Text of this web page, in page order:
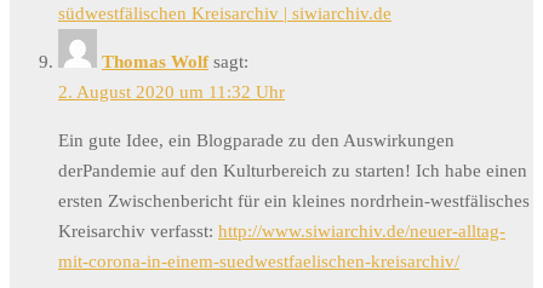
südwestfälischen Kreisarchiv | siwiarchiv.de
Thomas Wolf sagt:
2. August 2020 um 11:32 Uhr
Ein gute Idee, ein Blogparade zu den Auswirkungen
derPandemie auf den Kulturbereich zu starten! Ich habe einen
ersten Zwischenbericht für ein kleines nordrhein-westfälisches
Kreisarchiv verfasst: http://www.siwiarchiv.de/neuer-alltag-
mit-corona-in-einem-suedwestfaelischen-kreisarchiv/